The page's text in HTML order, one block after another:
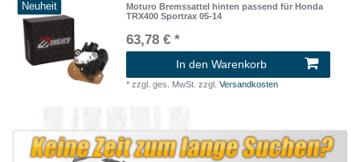
Neuheit
Moturo Bremssattel hinten passend für Honda
TRX400 Sportrax 05-14
63,78 € *
In den Warenkorb
*zzgl. ges. MwSt. zzgl.Versandkosten